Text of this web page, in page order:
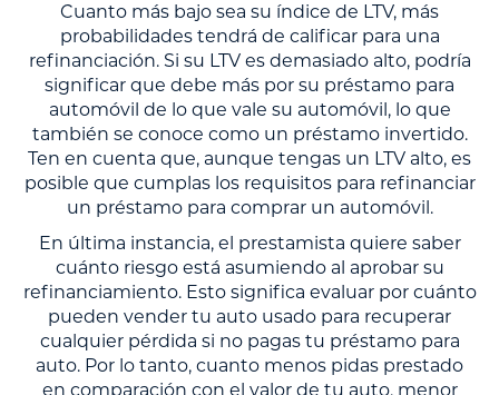
Cuanto más bajo sea su índice de LTV, más
probabilidades tendrá de calificar para una
refinanciación. Si su LTV es demasiado alto, podría
significar que debe más por su préstamo para
automóvil de lo que vale su automóvil, lo que
también se conoce como un préstamo invertido.
Ten en cuenta que, aunque tengas un LTV alto, es
posible que cumplas los requisitos para refinanciar
un préstamo para comprar un automóvil.
En última instancia, el prestamista quiere saber
cuánto riesgo está asumiendo al aprobar su
refinanciamiento. Esto significa evaluar por cuánto
pueden vender tu auto usado para recuperar
cualquier pérdida si no pagas tu préstamo para
auto. Por lo tanto, cuanto menos pidas prestado
en comparación con el valor de tu auto, menor